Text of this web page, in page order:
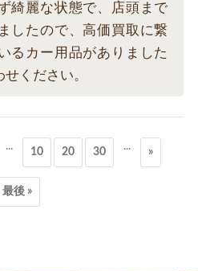
綺麗な状態で、店頭まで
したので、高価買取に繋
るカー用品がありました
ください。
... 10 20 30 ... »
最後 »